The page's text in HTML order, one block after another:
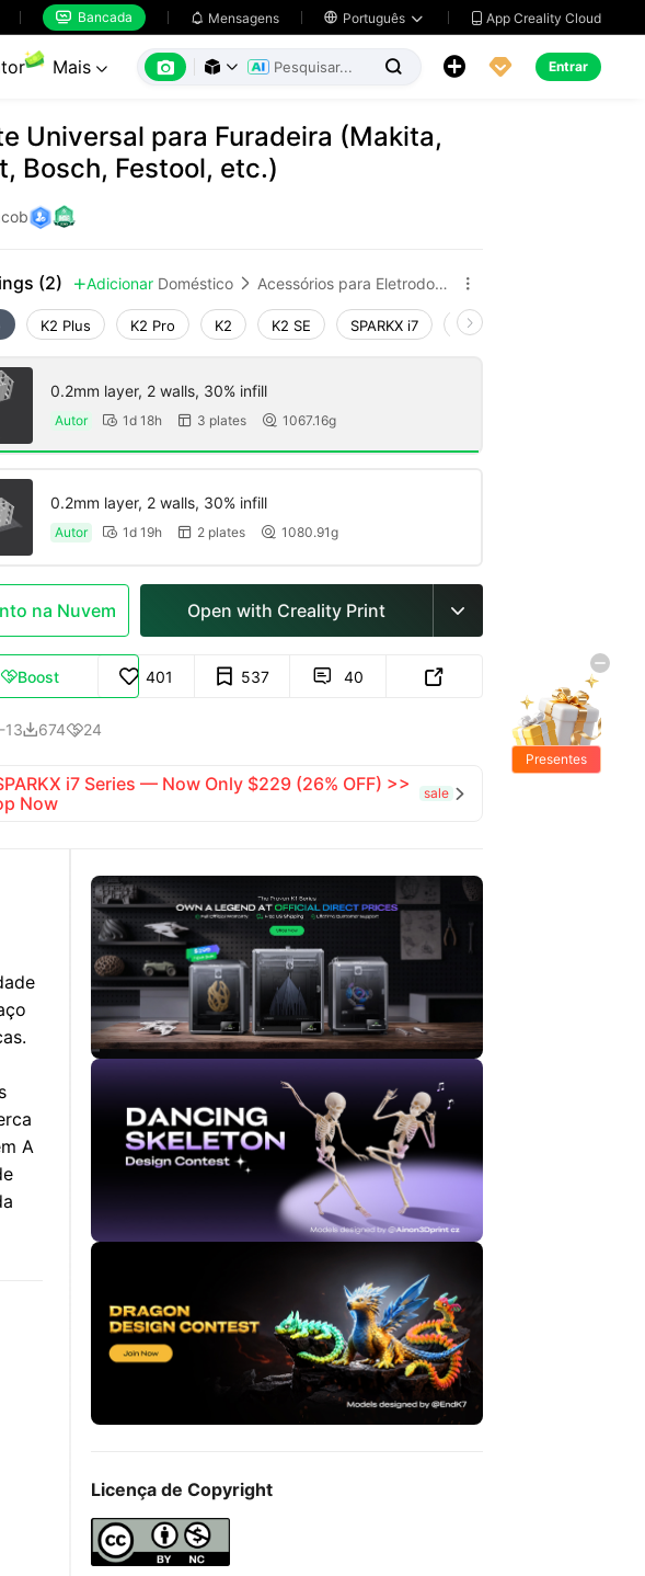
 Bancada  Mensagens  Português   App Creality Cloud
Mais        Entrar
Universal para Furadeira (Makita,
Bosch, Festool, etc.)
(2) Adicionar Doméstico  Acessórios para Eletrodomésticos 
K2 Plus K2 Pro K2 K2 SE SPARKX i7 Creality Hi
0.2mm layer, 2 walls, 30% infill
Autor  1d 18h  3 plates  1067.16g
0.2mm layer, 2 walls, 30% infill
Autor  1d 19h  2 plates  1080.91g
na Nuvem Open with Creality Print 
Boost 401 537  40 
1367424
i7 Series — Now Only $229 (26% OFF) >>
Now
sale 
A
Licença de Copyright
Presentes